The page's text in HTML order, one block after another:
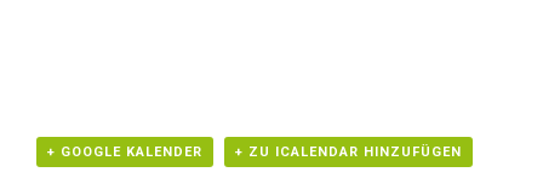
+ GOOGLE KALENDER + ZU ICALENDAR HINZUFÜGEN